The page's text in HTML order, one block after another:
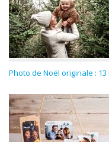
Photo de Noël originale :